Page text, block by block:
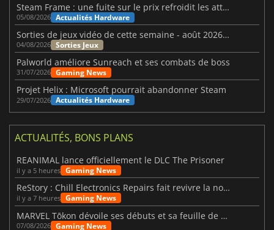
Steam Frame : une fuite sur le prix refroidit les attentes VR
05/08/2026 Actualités Hardware
Sorties de jeux vidéo de cette semaine - août 2026 (semaine 32)
04/08/2026 Sorties Jeux
Palworld améliore Sunreach et ses combats de boss
31/07/2026 Gaming News
Projet Helix : Microsoft pourrait abandonner Steam
29/07/2026 Actualités Hardware
ACTUALITÉS, BONS PLANS
REANIMAL lance officiellement le DLC The Prisoner
il y a 5 heures Gaming News
ReStory : Chill Electronics Repairs fait revivre la nostalgie des années 2000
il y a 7 heures Gaming News
MARVEL Tōkon dévoile ses débuts et sa feuille de route
07/08/2026 Gaming News